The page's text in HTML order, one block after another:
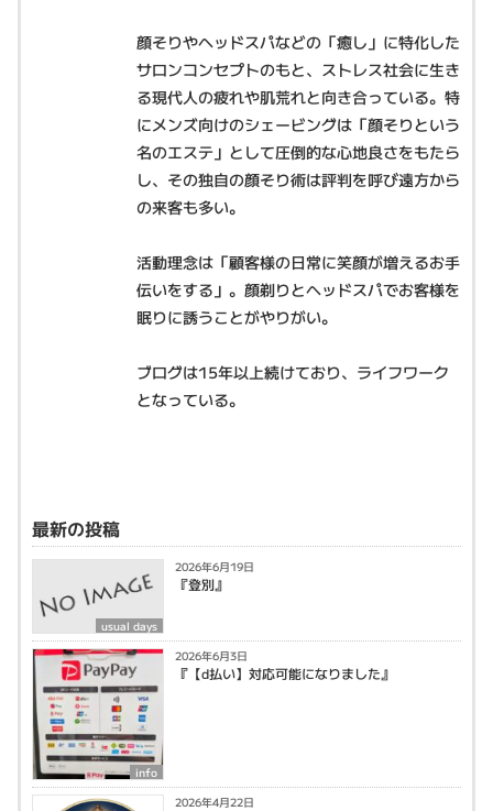
顔そりやヘッドスパなどの「癒し」に特化した
サロンコンセプトのもと、ストレス社会に生き
る現代人の疲れや肌荒れと向き合っている。特
にメンズ向けのシェービングは「顔そりという
名のエステ」として圧倒的な心地良さをもたら
し、その独自の顔そり術は評判を呼び遠方から
の来客も多い。
活動理念は「顧客様の日常に笑顔が増えるお手
伝いをする」。顔剃りとヘッドスパでお客様を
眠りに誘うことがやりがい。
ブログは15年以上続けており、ライフワーク
となっている。
最新の投稿
usual days
2026年6月19日
『登別』
info
2026年6月3日
『【d払い】対応可能になりました』
2026年4月22日